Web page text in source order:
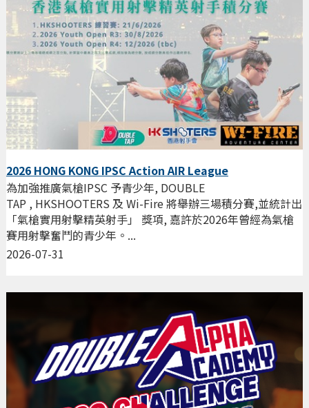
2026 HONG KONG IPSC Action AIR League
2026-07-31
為加強推廣氣槍IPSC 予青少年, DOUBLE
TAP , HKSHOOTERS 及 Wi-Fire 將舉辦三場積分賽,並統計出
「氣槍實用射擊精英射手」 獎項, 嘉許於2026年曾經為氣槍
賽用射擊奮鬥的青少年。...